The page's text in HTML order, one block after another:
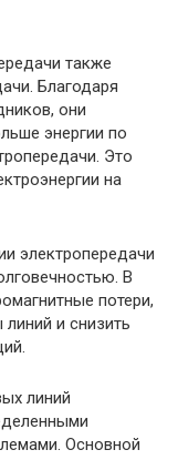
также
Благодаря
они
энергии по
Это
на
электропередачи
В
потери,
и снизить
линий
Основной